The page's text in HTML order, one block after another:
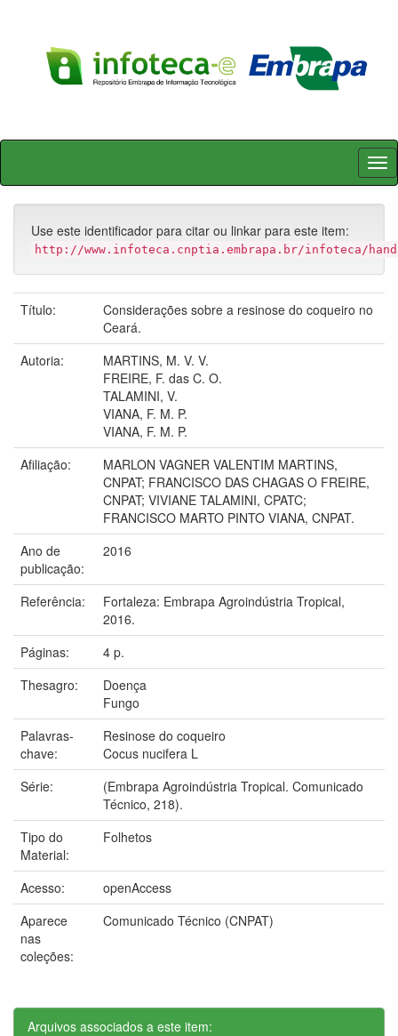
Skip
Use este identificador para citar ou linkar para este item:
http://www.infoteca.cnptia.embrapa.br/infoteca/
Título:
Considerações sobre a resinose do coqueiro no
Ceará.
Autoria:
MARTINS, M. V. V.
FREIRE, F. das C. O.
TALAMINI, V.
VIANA, F. M. P.
VIANA, F. M. P.
Afiliação:
MARLON VAGNER VALENTIM MARTINS,
CNPAT; FRANCISCO DAS CHAGAS O FREIRE,
CNPAT; VIVIANE TALAMINI, CPATC;
FRANCISCO MARTO PINTO VIANA, CNPAT.
Ano de
publicação:
2016
Referência:
Fortaleza: Embrapa Agroindústria Tropical,
2016.
Páginas:
4 p.
Thesagro:
Doença
Fungo
Palavras-
chave:
Resinose do coqueiro
Cocus nucifera L
Série:
(Embrapa Agroindústria Tropical. Comunicado
Técnico, 218).
Tipo do
Material:
Folhetos
Acesso:
openAccess
Aparece
nas
coleções:
Comunicado Técnico (CNPAT)
Arquivos associados a este item: